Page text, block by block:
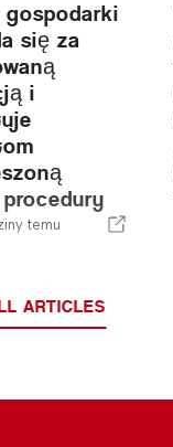
się za
i
temu
ARTICLES